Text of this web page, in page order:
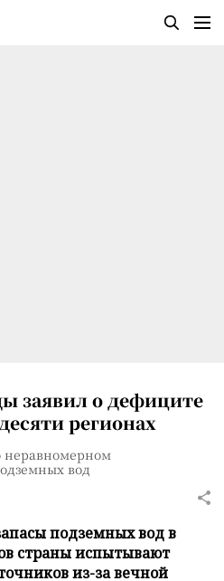
заявил о дефиците
регионах
вод
подземных вод в
страны испытывают
из-за вечной